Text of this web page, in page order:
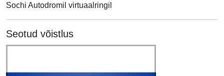
Sochi Autodromil virtuaalringil
Seotud võistlus